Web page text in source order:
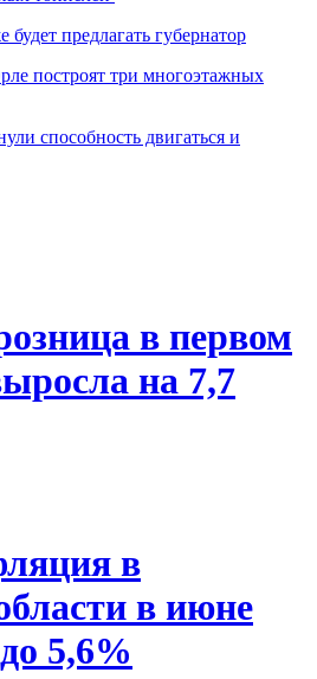
предлагать губернатор
построят три многоэтажных
способность двигаться и
в первом
на 7,7
в
в июне
5,6%